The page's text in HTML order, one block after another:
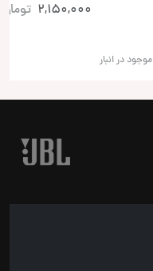
2,150,000 تومان
موجود در انبار